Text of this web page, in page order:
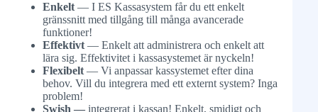
Enkelt— I ES Kassasystem får du ett enkelt
gränssnitt med tillgång till många avancerade
funktioner!
Effektivt— Enkelt att administrera och enkelt att
lära sig. Effektivitet i kassasystemet är nyckeln!
Flexibelt— Vi anpassar kassystemet efter dina
behov. Vill du integrera med ett externt system? Inga
problem!
Swish — integrerat i kassan! Enkelt, smidigt och